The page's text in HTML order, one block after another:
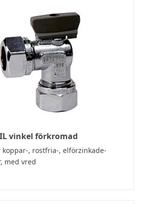
vinkel förkromad
koppar-, rostfria-, elförzinkade-
med vred